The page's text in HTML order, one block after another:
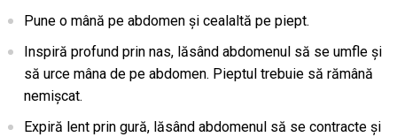
Pune o mână pe abdomen și cealaltă pe piept.
Inspiră profund prin nas, lăsând abdomenul să se umfle și
să urce mâna de pe abdomen. Pieptul trebuie să rămână
nemișcat.
Expiră lent prin gură, lăsând abdomenul să se contracte și